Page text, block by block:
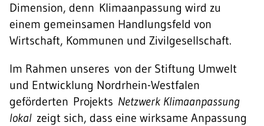
Dimension, denn Klimaanpassung wird zu
einem gemeinsamen Handlungsfeld von
Wirtschaft, Kommunen und Zivilgesellschaft.
Im Rahmen unseres von der Stiftung Umwelt
und Entwicklung Nordrhein-Westfalen
geförderten Projekts Netzwerk Klimaanpassung
lokal zeigt sich, dass eine wirksame Anpassung